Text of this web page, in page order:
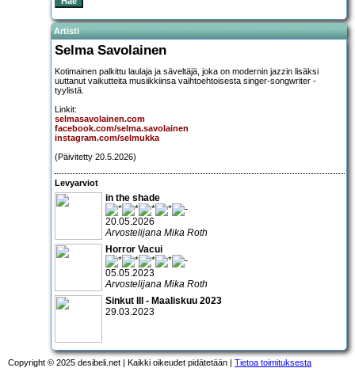
Artisti
Selma Savolainen
Kotimainen palkittu laulaja ja säveltäjä, joka on modernin jazzin lisäksi
uuttanut vaikutteita musiikkiinsa vaihtoehtoisesta singer-songwriter -
tyylistä.
Linkit:
selmasavolainen.com
facebook.com/selma.savolainen
instagram.com/selmukka
(Päivitetty 20.5.2026)
Levyarviot
in the shade
20.05.2026
Arvostelijana Mika Roth
Horror Vacui
05.05.2023
Arvostelijana Mika Roth
Sinkut III - Maaliskuu 2023
29.03.2023
Copyright © 2025 desibeli.net | Kaikki oikeudet pidätetään | Tietoa toimituksesta